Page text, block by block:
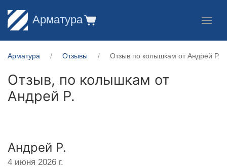
Арматура
Арматура Отзывы Отзыв по колышкам от Андрей Р.
Отзыв, по колышкам от
Андрей Р.
Андрей Р.
4 июня 2026 г.